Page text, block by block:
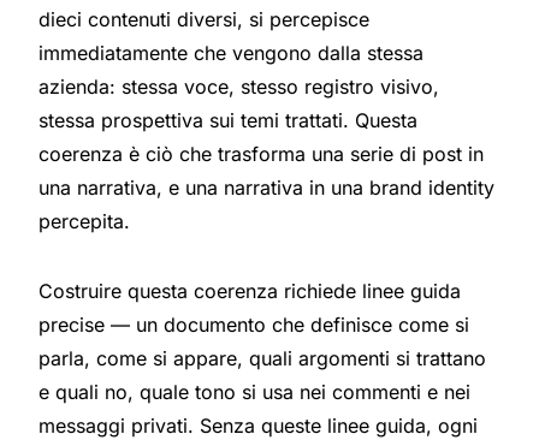
dieci contenuti diversi, si percepisce
immediatamente che vengono dalla stessa
azienda: stessa voce, stesso registro visivo,
stessa prospettiva sui temi trattati. Questa
coerenza è ciò che trasforma una serie di post in
una narrativa, e una narrativa in una brand identity
percepita.
Costruire questa coerenza richiede linee guida
precise — un documento che definisce come si
parla, come si appare, quali argomenti si trattano
e quali no, quale tono si usa nei commenti e nei
messaggi privati. Senza queste linee guida, ogni